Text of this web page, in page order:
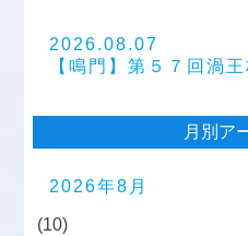
2026.08.07
【鳴門】第５７回渦
月別ア
2026年8月
(10)